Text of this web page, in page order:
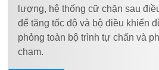
lượng, hệ thống cữ chặn sau
để tăng tốc độ và bộ điều khiển
phỏng toàn bộ trình tự chấn và
chạm.